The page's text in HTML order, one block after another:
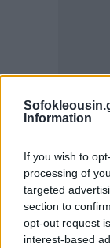
Information
If you wish to
processing of
targeted
section to
opt-out request
interest-based